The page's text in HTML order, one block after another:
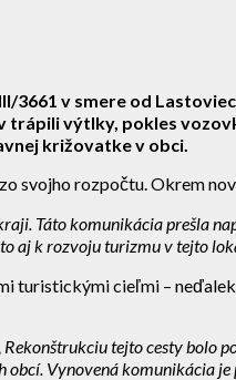
v smere od
výtlky, pokles
križovatke v obci.
svojho rozpočtu. Okrem
Táto komunikácia prešla
aj k rozvoju turizmu v tejto
cieľmi –
Rekonštrukciu tejto cesty bolo
Vynovená komunikácia je